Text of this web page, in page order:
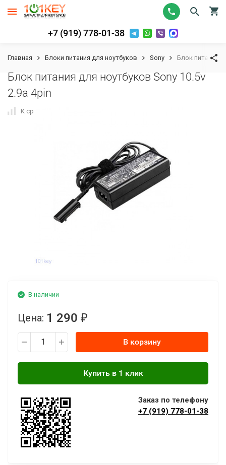
+7 (919) 778-01-38
Главная Блоки питания для ноутбуков Sony Блок питания
Блок питания для ноутбуков Sony 10.5v
2.9a 4pin
К сравнению
В наличии
Цена: 1 290 ₽
В корзину
Заказ по телефону
+7 (919) 778-01-38